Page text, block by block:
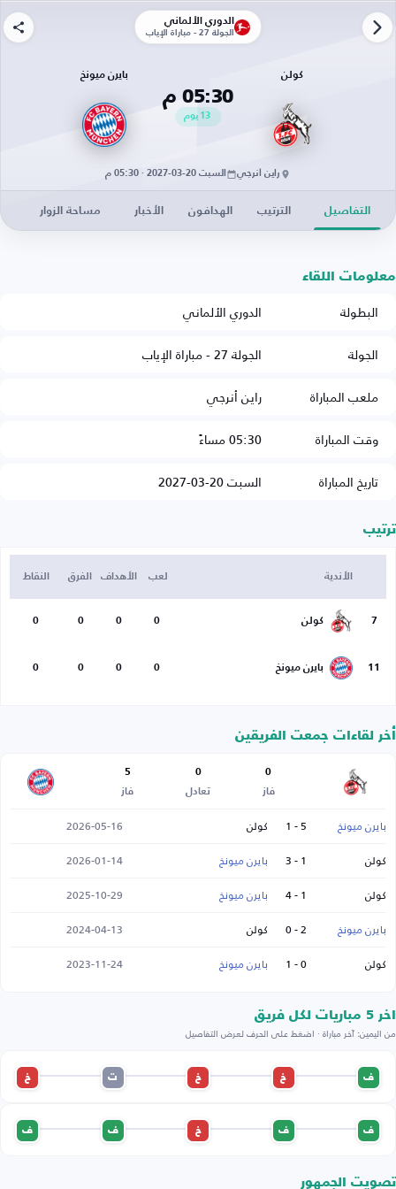
الدوري الألماني
الجولة 27 - مباراة الإياب
كولن
05:30 م
13 يوم
بايرن ميونخ
راين أنرجي السبت 20-03-2027 · 05:30 م
التفاصيل الترتيب الهدافون الأخبار مساحة الزوار
معلومات اللقاء
البطولة
الدوري الألماني
الجولة
الجولة 27 - مباراة الإياب
ملعب المباراة
راين أنرجي
وقت المباراة
05:30 مساءً
تاريخ المباراة
السبت 20-03-2027
ترتيب
الأندية لعب الأهداف الفرق النقاط
7 كولن 0
0
0
0
11 بايرن ميونخ 0
0
0
0
أخر لقاءات جمعت الفريقين
0
فاز
0
تعادل
5
فاز
بايرن ميونخ 5 - 1 كولن
2026-05-16
كولن
1 - 3 بايرن ميونخ
2026-01-14
كولن
1 - 4 بايرن ميونخ
2025-10-29
بايرن ميونخ
2 - 0 كولن
2024-04-13
كولن
0 - 1 بايرن ميونخ 2023-11-24
اخر 5 مباريات لكل فريق
من اليمين: آخر مباراة · اضغط على الحرف لعرض التفاصيل
ف خ خ ت خ
ف ف خ ف ف
تصويت الجمهور